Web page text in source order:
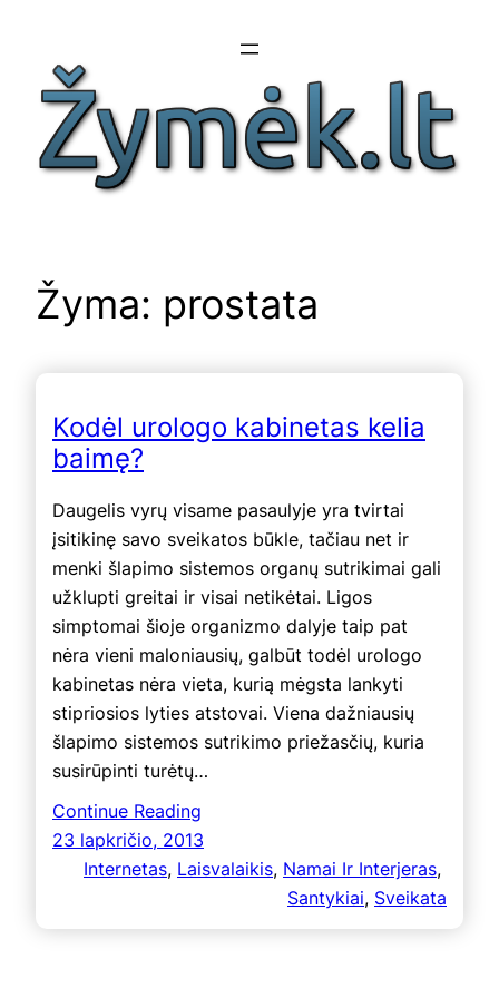
turinio
Žyma: prostata
Kodėl urologo kabinetas kelia
baimę?
Daugelis vyrų visame pasaulyje yra tvirtai
įsitikinę savo sveikatos būkle, tačiau net ir
menki šlapimo sistemos organų sutrikimai gali
užklupti greitai ir visai netikėtai. Ligos
simptomai šioje organizmo dalyje taip pat
nėra vieni maloniausių, galbūt todėl urologo
kabinetas nėra vieta, kurią mėgsta lankyti
stipriosios lyties atstovai. Viena dažniausių
šlapimo sistemos sutrikimo priežasčių, kuria
susirūpinti turėtų…
Continue Reading
23 lapkričio, 2013
Internetas, Laisvalaikis, Namai Ir Interjeras
Santykiai, Sveikata